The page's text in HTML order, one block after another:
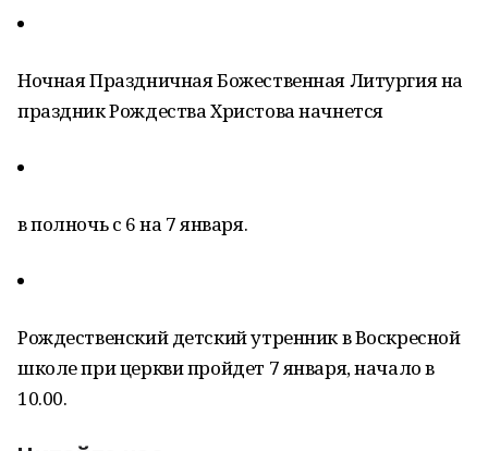
Ночная Праздничная Божественная Литургия на
праздник Рождества Христова начнется
в полночь с 6 на 7 января.
Рождественский детский утренник в Воскресной
школе при церкви пройдет 7 января, начало в
10.00.